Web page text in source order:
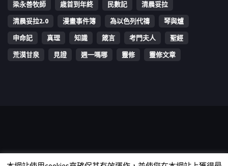
梁永善牧師
歳首到年終 民數記
清晨妥拉
清晨妥拉2.0
漫畫事件簿 為以色列代禱
琴與爐
申命記
真理 知識 箴言 考門夫人
聖經
荒漠甘泉
見證 週一嗎哪 靈修 靈修文章